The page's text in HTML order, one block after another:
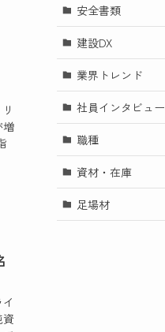
増
資
安全書類
建設DX
業界トレンド
社員インタビュー
職種
資材・在庫
足場材